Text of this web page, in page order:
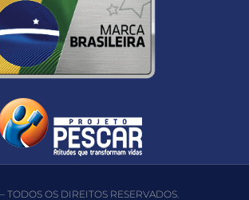
TODOS OS DIREITOS RESERVADOS.